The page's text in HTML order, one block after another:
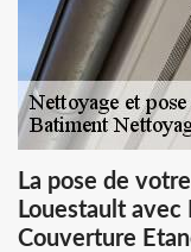
La pose de
Louestault
Couverture